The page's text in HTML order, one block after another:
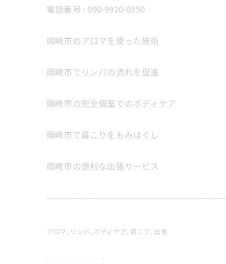
電話番号 : 090-9920-0350
岡崎市のアロマを使った施術
岡崎市でリンパの流れを促進
岡崎市の完全個室でのボディケア
岡崎市で肩こりをもみほぐし
岡崎市の便利な出張サービス
アロマ リンパ ボディケア 肩こり 出張